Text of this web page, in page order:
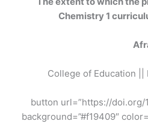
Chemistry 1
College of Education ||
[button url=”https://doi.org/
background=”#f19409″